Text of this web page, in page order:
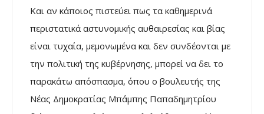
Και αν κάποιος πιστεύει πως τα καθημερινά
περιστατικά αστυνομικής αυθαιρεσίας και βίας
είναι τυχαία, μεμονωμένα και δεν συνδέονται με
την πολιτική της κυβέρνησης, μπορεί να δει το
παρακάτω απόσπασμα, όπου ο βουλευτής της
Νέας Δημοκρατίας Μπάμπης Παπαδημητρίου